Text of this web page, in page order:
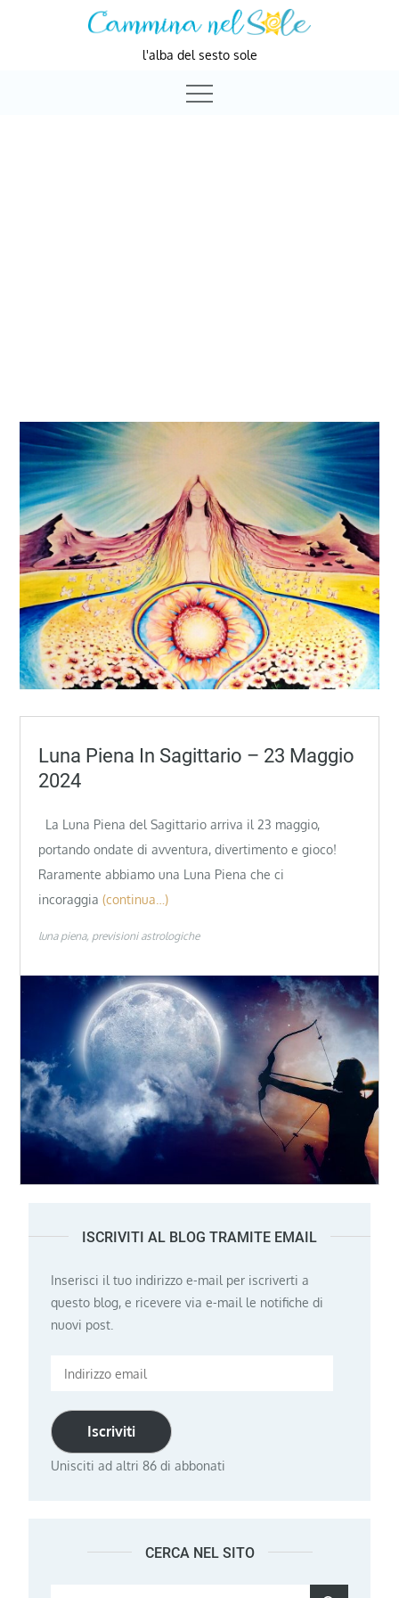
l'alba del sesto sole
Luna Piena In Sagittario – 23 Maggio
2024
La Luna Piena del Sagittario arriva il 23 maggio,
portando ondate di avventura, divertimento e gioco!
Raramente abbiamo una Luna Piena che ci
incoraggia (continua…)
luna piena previsioni astrologiche
ISCRIVITI AL BLOG TRAMITE EMAIL
Inserisci il tuo indirizzo e-mail per iscriverti a
questo blog, e ricevere via e-mail le notifiche di
nuovi post.
Indirizzo
Iscriviti
Unisciti ad altri 86 di abbonati
CERCA NEL SITO